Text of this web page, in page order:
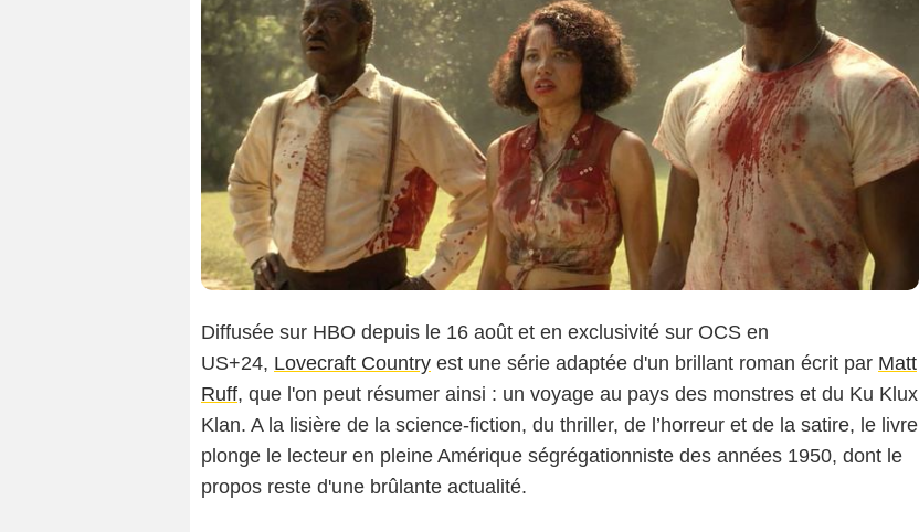
Diffusée sur HBO depuis le 16 août et en exclusivité sur OCS en
US+24, Lovecraft Country est une série adaptée d'un brillant roman écrit par Matt
Ruff, que l'on peut résumer ainsi : un voyage au pays des monstres et du Ku Klux
Klan. A la lisière de la science-fiction, du thriller, de l’horreur et de la satire, le livre
plonge le lecteur en pleine Amérique ségrégationniste des années 1950, dont le
propos reste d'une brûlante actualité.